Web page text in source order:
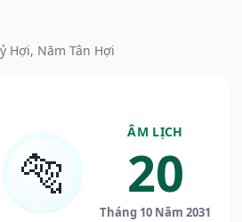
Hợi, Năm Tân Hợi
🐅
ÂM LỊCH
20
Tháng 10 Năm 2031